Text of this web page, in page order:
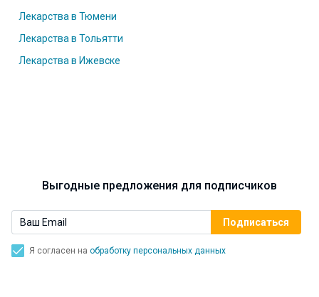
Лекарства в Тюмени
Лекарства в Тольятти
Лекарства в Ижевске
Выгодные предложения для подписчиков
Я согласен на обработку персональных данных